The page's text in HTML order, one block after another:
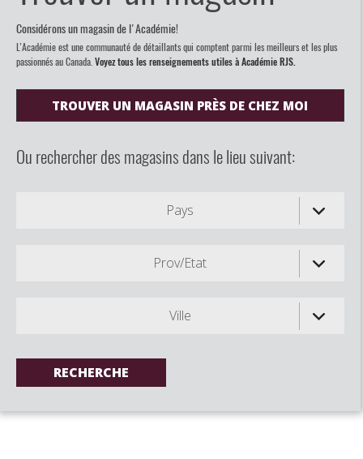
Considérons un magasin de l'Académie!
L’Académie est une communauté de détaillants qui comptent parmi les meilleurs et les plus
passionnés au Canada. Voyez tous les renseignements utiles à Académie RJS.
TROUVER UN MAGASIN PRÈS DE CHEZ MOI
Ou rechercher des magasins dans le lieu suivant:
Pays
Prov/Etat
Ville